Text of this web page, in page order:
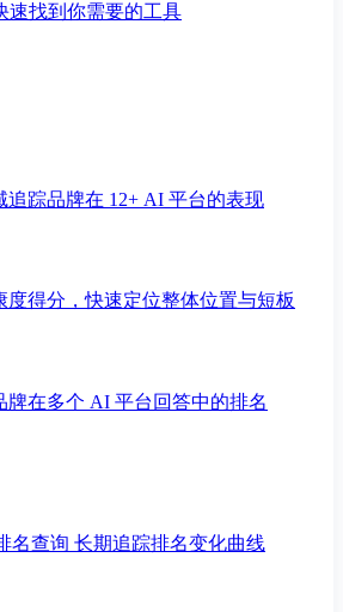
速找到你需要的工具
踪品牌在 12+ AI 平台的表现
得分，快速定位整体位置与短板
牌在多个 AI 平台回答中的排名
名查询 长期追踪排名变化曲线